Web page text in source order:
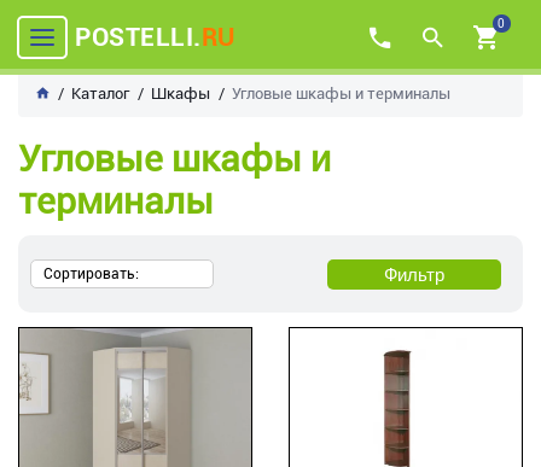
POSTELLI.RU 0
Каталог Шкафы Угловые шкафы и терминалы
Угловые шкафы и
терминалы
Сортировать: Фильтр